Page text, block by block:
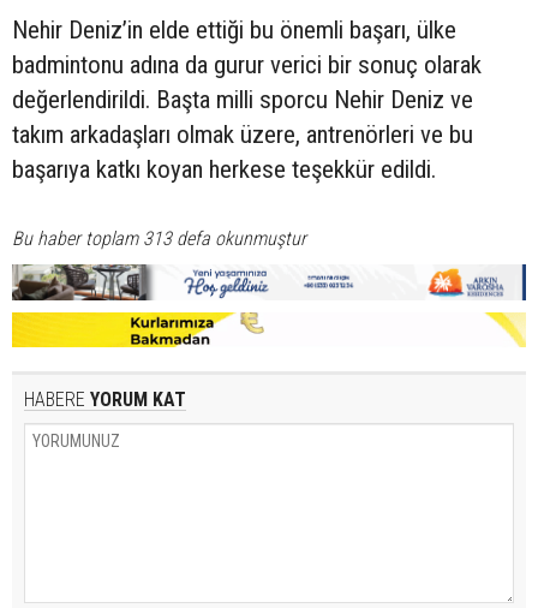
Nehir Deniz’in elde ettiği bu önemli başarı, ülke
badmintonu adına da gurur verici bir sonuç olarak
değerlendirildi. Başta milli sporcu Nehir Deniz ve
takım arkadaşları olmak üzere, antrenörleri ve bu
başarıya katkı koyan herkese teşekkür edildi.
Bu haber toplam 313 defa okunmuştur
HABERE YORUM KAT